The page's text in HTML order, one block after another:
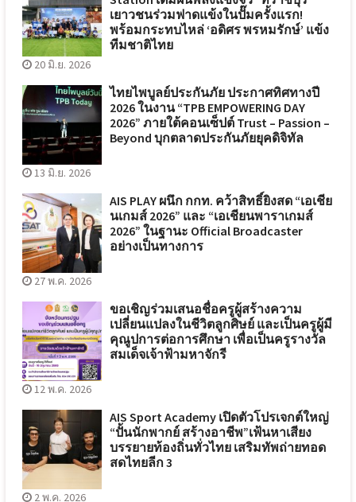
เยาวชนร่วมฟาดแข้งในปั๊มครั้งแรก!
พร้อมกระทบไหล่ ‘อดิศร พรหมรักษ์’ แข้ง
ทีมชาติไทย
20 มิ.ย. 2026
ไทยไพบูลย์ประกันภัย ประกาศทิศทางปี
2026 ในงาน “TPB EMPOWERING DAY
2026” ภายใต้คอนเซ็ปต์ Trust – Passion –
Beyond บุกตลาดประกันภัยยุคดิจิทัล
13 มิ.ย. 2026
AIS PLAY ผนึก กกท. คว้าสิทธิ์ยิงสด “เอเชีย
นเกมส์ 2026” และ “เอเชียนพาราเกมส์
2026” ในฐานะ Official Broadcaster
อย่างเป็นทางการ
27 พ.ค. 2026
ขอเชิญร่วมเสนอชื่อครูผู้สร้างความ
เปลี่ยนแปลงในชีวิตลูกศิษย์ และเป็นครูผู้มี
คุณูปการต่อการศึกษา เพื่อเป็นครูรางวัล
สมเด็จเจ้าฟ้ามหาจักรี
12 พ.ค. 2026
AIS Sport Academy เปิดตัวโปรเจกต์ใหญ่
“ปั้นนักพากย์ สร้างอาชีพ”เฟ้นหาเสียง
บรรยายท้องถิ่นทั่วไทย เสริมทัพถ่ายทอด
สดไทยลีก 3
2 พ.ค. 2026